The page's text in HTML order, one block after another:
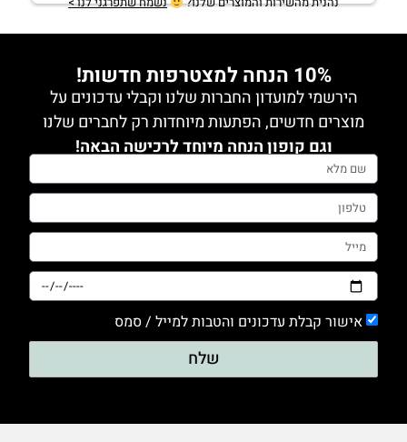
10% הנחה למצטרפות חדשות!
הירשמי למועדון החברות שלנו וקבלי עדכונים על
מוצרים חדשים, הפתעות מיוחדות רק לחברים שלנו
וגם קופון הנחה מיוחד לרכישה הבאה!
אישור קבלת עדכונים והטבות למייל / סמס
שלח